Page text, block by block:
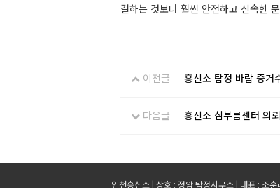
결하는 것보다 훨씬 안전하고 신속한
이전글 흥신소 탐정 바람 증거
다음글 흥신소 심부름센터 의
인천흥신소 | 상호 : 정암 탐정사무소 | 대표 :